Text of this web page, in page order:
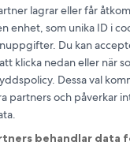
lagrar eller får
enhet, som unika ID i
Du kan
klicka nedan eller när
Dessa val
partners och påverkar
behandlar data